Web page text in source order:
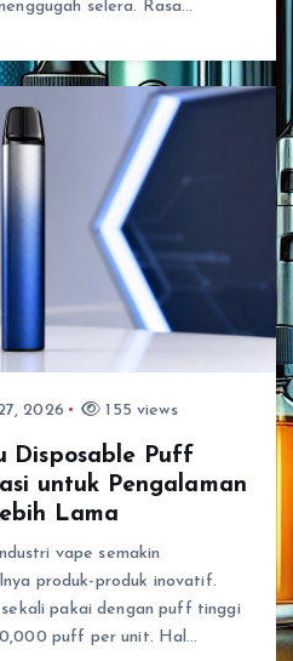
selera. Rasa…
2026 155 views
Disposable Puff
untuk Pengalaman
Lama
vape semakin
produk-produk inovatif.
pakai dengan puff tinggi
puff per unit. Hal…